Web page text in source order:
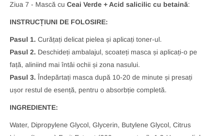
Ziua 7 - Mască cu Ceai Verde +Acid salicilic cu betaină:
INSTRUCȚIUNI DE FOLOSIRE:
Pasul 1. Curățați delicat pielea și aplicați toner-ul.
Pasul 2. Deschideți ambalajul, scoateți masca și aplicați-o pe
față, aliniind mai întâi ochii și zona nasului.
Pasul 3. Îndepărtați masca după 10-20 de minute și presați
ușor restul de esență, pentru o absorbție completă.
INGREDIENTE:
Water, Dipropylene Glycol, Glycerin, Butylene Glycol, Citrus